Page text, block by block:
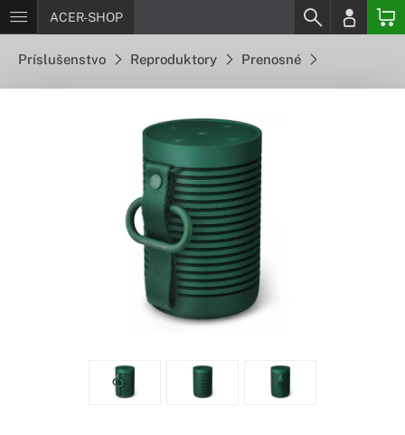
ACER-SHOP
Príslušenstvo Reproduktory Prenosné